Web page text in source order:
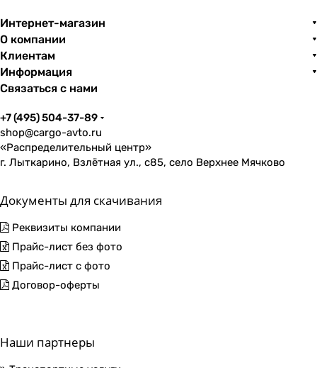
Интернет-магазин
О компании
Клиентам
Информация
Связаться с нами
+7 (495) 504-37-89
shop@cargo-avto.ru
«Распределительный центр»
г. Лыткарино, Взлётная ул., с85, село Верхнее Мячково
Документы для скачивания
Реквизиты компании
Прайс-лист без фото
Прайс-лист с фото
Договор-оферты
Наши партнеры